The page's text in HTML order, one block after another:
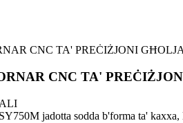
CNC TA'
jadotta sodda b'forma ta'